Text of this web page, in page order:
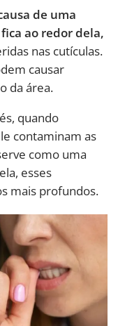
de uma
ao redor dela,
nas cutículas.
causar
da área.
quando
contaminam as
como uma
esses
mais profundos.